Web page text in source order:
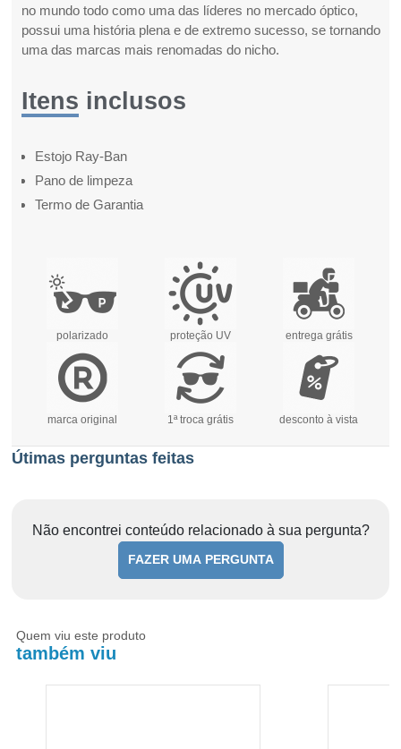
no mundo todo como uma das líderes no mercado óptico,
possui uma história plena e de extremo sucesso, se tornando
uma das marcas mais renomadas do nicho.
Itens inclusos
Estojo Ray-Ban
Pano de limpeza
Termo de Garantia
polarizado proteção UV entrega grátis
marca original 1ª troca grátis desconto à vista
Útimas perguntas feitas
Não encontrei conteúdo relacionado à sua pergunta?
FAZER UMA PERGUNTA
Quem viu este produto
também viu